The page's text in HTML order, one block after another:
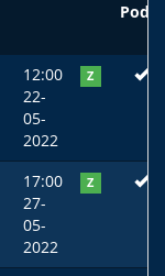
Podst
12:00
22-
05-
2022
Z
17:00
27-
05-
2022
Z